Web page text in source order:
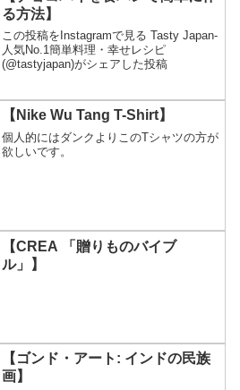
る方法】
この投稿をInstagramで見る Tasty Japan-
人気No.1簡単料理・幸せレシピ
(@tastyjapan)がシェアした投稿
【Nike Wu Tang T-Shirt】
個人的にはダンクよりこのTシャツの方が
欲しいです。
【CREA 「贈りものバイブ
ル」】
【ゴンド・アート: インドの民族
画】